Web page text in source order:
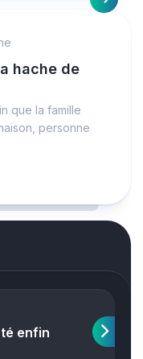
hache de
que la famille
personne
enfin